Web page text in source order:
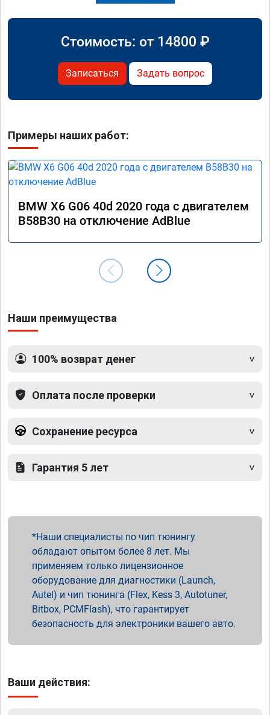
Стоимость: от 14800 ₽
Записаться Задать вопрос
Примеры наших работ:
BMW X6 G06 40d 2020 года с двигателем
B58B30 на отключение AdBlue
Наши преимущества
100% возврат денег
Оплата после проверки
Сохранение ресурса
Гарантия 5 лет
Наши специалисты по чип тюнингу
обладают опытом более 8 лет. Мы
применяем только лицензионное
оборудование для диагностики (Launch,
Autel) и чип тюнинга (Flex, Kess 3, Autotuner,
Bitbox, PCMFlash), что гарантирует
безопасность для электроники вашего авто.
Ваши действия: